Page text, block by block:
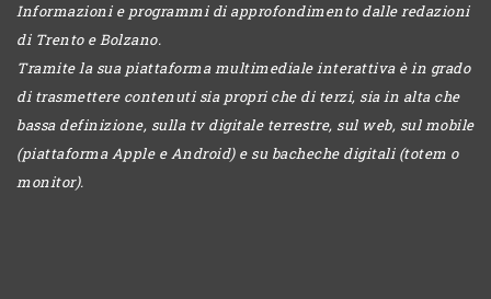
Informazioni e programmi di approfondimento dalle redazioni
di Trento e Bolzano.
Tramite la sua piattaforma multimediale interattiva è in grado
di trasmettere contenuti sia propri che di terzi, sia in alta che
bassa definizione, sulla tv digitale terrestre, sul web, sul mobile
(piattaforma Apple e Android) e su bacheche digitali (totem o
monitor).